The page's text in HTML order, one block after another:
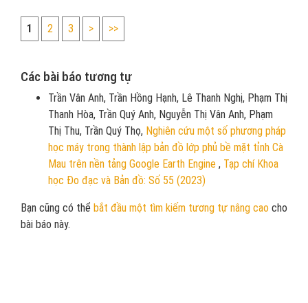
1 2 3 > >>
Các bài báo tương tự
Trần Vân Anh, Trần Hồng Hạnh, Lê Thanh Nghị, Phạm Thị
Thanh Hòa, Trần Quý Anh, Nguyễn Thị Vân Anh, Phạm
Thị Thu, Trần Quý Thọ, Nghiên cứu một số phương pháp
học máy trong thành lập bản đồ lớp phủ bề mặt tỉnh Cà
Mau trên nền tảng Google Earth Engine , Tạp chí Khoa
học Đo đạc và Bản đồ: Số 55 (2023)
Bạn cũng có thể bắt đầu một tìm kiếm tương tự nâng cao cho
bài báo này.